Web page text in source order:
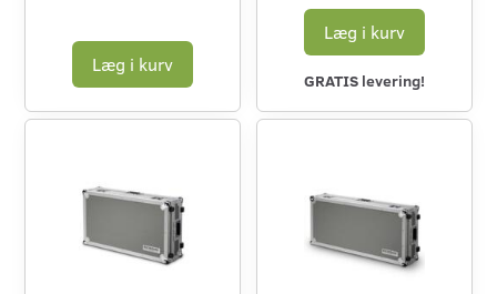
Læg i kurv
Læg i kurv
GRATIS levering!